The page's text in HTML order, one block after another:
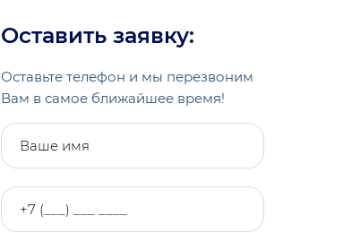
Стяжка под тёплый пол
Стяжка пола пенобетоном
Стяжка пола пескобетоном
Стяжка пола под ламинат
Оставить заявку:
Оставьте телефон и мы перезвоним
Вам в самое ближайшее время!